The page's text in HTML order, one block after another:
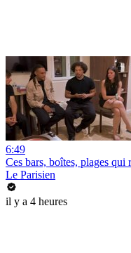
6:49
Ces bars, boîtes, plages qui
Le Parisien
il y a 4 heures